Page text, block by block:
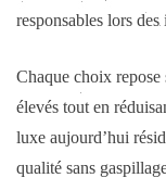
responsables lors
Chaque choix
élevés tout en
luxe aujourd’hui
qualité sans